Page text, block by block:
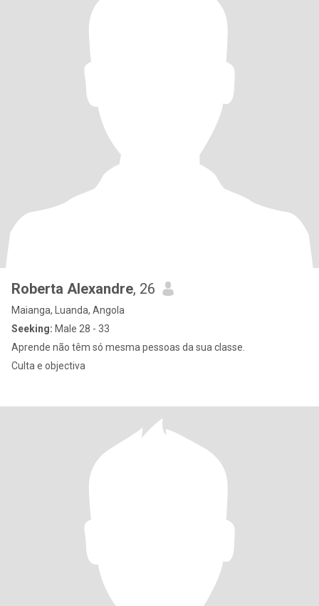
Roberta Alexandre, 26
Maianga, Luanda, Angola
Seeking: Male 28 - 33
Aprende não têm só mesma pessoas da sua classe.
Culta e objectiva